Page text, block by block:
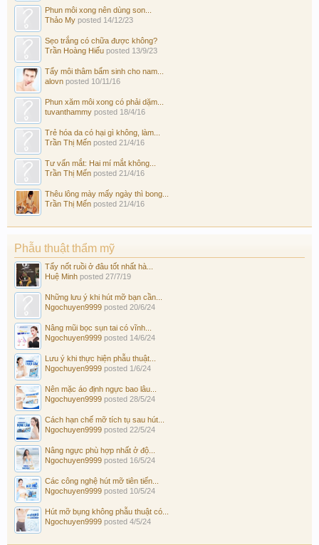
Phun môi xong nên dùng son...
Thảo My posted 14/12/23
Sẹo trắng có chữa được không?
Trần Hoàng Hiếu posted 13/9/23
Tẩy môi thâm bẩm sinh cho nam...
alovn posted 10/11/16
Phun xăm môi xong có phải dặm...
tuvanthammy posted 18/4/16
Trẻ hóa da có hại gì không, làm...
Trần Thị Mến posted 21/4/16
Tư vấn mắt: Hai mí mắt không...
Trần Thị Mến posted 21/4/16
Thêu lông mày mấy ngày thì bong...
Trần Thị Mến posted 21/4/16
Phẫu thuật thẩm mỹ
Tẩy nốt ruồi ở đâu tốt nhất hà...
Huệ Minh posted 27/7/19
Những lưu ý khi hút mỡ bạn cần...
Ngochuyen9999 posted 20/6/24
Nâng mũi bọc sụn tai có vĩnh...
Ngochuyen9999 posted 14/6/24
Lưu ý khi thực hiện phẫu thuật...
Ngochuyen9999 posted 1/6/24
Nên mặc áo định ngực bao lâu...
Ngochuyen9999 posted 28/5/24
Cách hạn chế mỡ tích tụ sau hút...
Ngochuyen9999 posted 22/5/24
Nâng ngực phù hợp nhất ở độ...
Ngochuyen9999 posted 16/5/24
Các công nghệ hút mỡ tiên tiến...
Ngochuyen9999 posted 10/5/24
Hút mỡ bụng không phẫu thuật có...
Ngochuyen9999 posted 4/5/24